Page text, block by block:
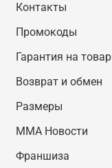
Контакты
Промокоды
Гарантия на товар
Возврат и обмен
Размеры
MMA Новости
Франшиза